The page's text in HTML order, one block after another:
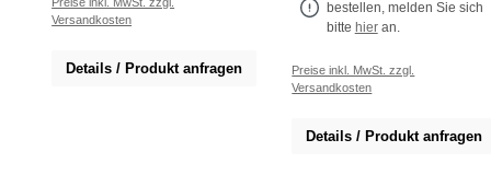
Versandkosten
Details / Produkt anfragen
bestellen, melden Sie sich
bitte hieran.
Preise inkl. MwSt. zzgl.
Versandkosten
Details / Produkt anfragen